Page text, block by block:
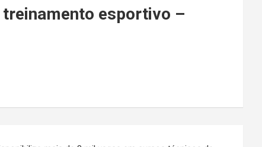
treinamento esportivo –